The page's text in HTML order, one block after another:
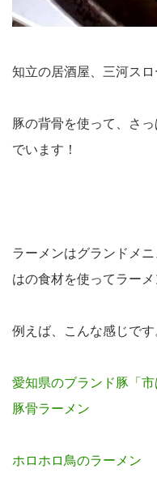
知立の居酒屋、三河スロ
豚の背骨を使って、さ
でいます！
ラーメンはグランドメ
はの食材を使ってラー
例えば、こんな感じです
愛知県のブランド豚「
豚骨ラーメン
ホロホロ鳥のラーメン